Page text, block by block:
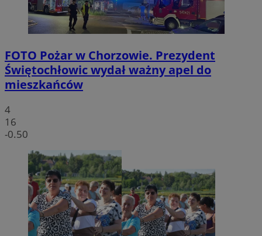
FOTO Pożar w Chorzowie. Prezydent
Świętochłowic wydał ważny apel do
mieszkańców
4
16
-0.50